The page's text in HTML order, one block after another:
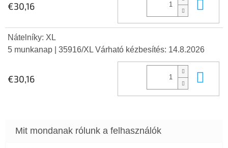
€30,16
Nátelníky: XL
5 munkanap
| 35916/XL Várható kézbesítés: 14.8.2026
€30,16